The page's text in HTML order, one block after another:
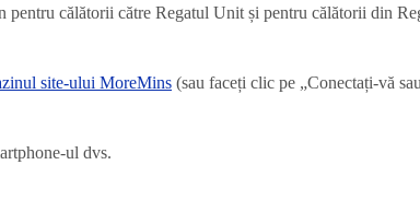
pentru călătorii către Regatul Unit și pentru călătorii din
site-ului MoreMins (sau faceți clic pe „Conectați-vă
ul dvs.